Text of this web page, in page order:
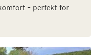
– perfekt for